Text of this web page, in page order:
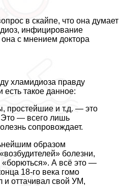
в скайпе, что она думает
инфицирование
с мнением доктора
xлaмидиоза правду
есть такое данное:
простейшие и т.д. — это
Это — всего лишь
сопровождает.
образом
болезни,
А всё это —
18-го века гомо
и оттачивал свой УМ,